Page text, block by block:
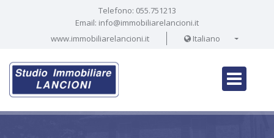
Telefono: 055.751213
Email: info@immobiliarelancioni.it
www.immobiliarelancioni.it
Italiano